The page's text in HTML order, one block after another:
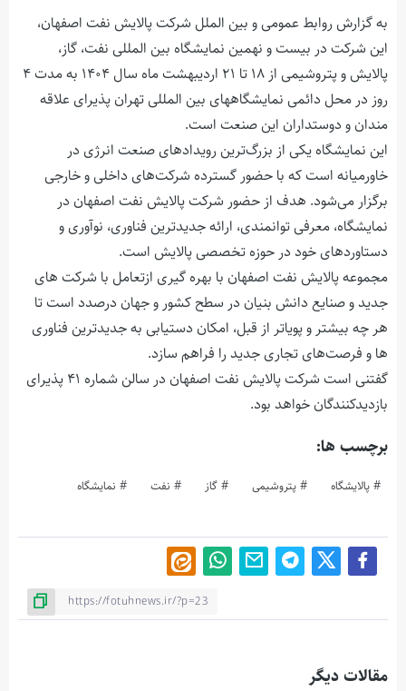
به گزارش روابط عمومی و بین الملل شرکت پالایش نفت اصفهان،
این شرکت در بیست و نهمین نمایشگاه بین المللی نفت، گاز،
پالایش و پتروشیمی از ۱۸ تا ۲۱ اردیبهشت ماه سال ۱۴۰۴ به مدت ۴
روز در محل دائمی نمایشگاههای بین المللی تهران پذیرای علاقه
مندان و دوستداران این صنعت است.
این نمایشگاه یکی از بزرگ‌ترین رویدادهای صنعت انرژی در
خاورمیانه است که با حضور گسترده شرکت‌های داخلی و خارجی
برگزار می‌شود. هدف از حضور شرکت پالایش نفت اصفهان در
نمایشگاه، معرفی توانمندی، ارائه جدیدترین فناوری، نوآوری‌ و
دستاوردهای خود در حوزه تخصصی پالایش است.
مجموعه پالایش نفت اصفهان با بهره گیری ازتعامل با شرکت های
جدید و صنایع دانش بنیان در سطح کشور و جهان درصدد است تا
هر چه بیشتر و پویاتر از قبل، امکان دستیابی به جدیدترین فناوری
ها و فرصت‌های تجاری جدید را فراهم ‌سازد.
گفتنی است شرکت پالایش نفت اصفهان در سالن شماره ۴۱ پذیرای
بازدیدکنندگان خواهد بود.
برچسب ها:
پالایشگاه پتروشیمی گاز نفت نمایشگاه
مقالات دیگر